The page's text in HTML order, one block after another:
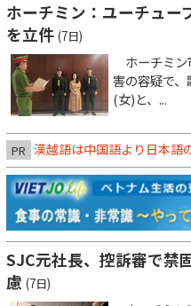
ホーチミン：ユーチュー
を立件 (7日)
ホーチミン
害の容疑で
(女)と、...
PR 漢越語は中国語より日本語
SJC元社長、控訴審で
慮 (7日)